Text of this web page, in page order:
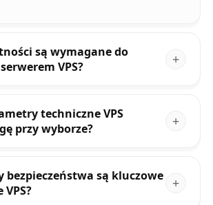
są wymagane do
VPS?
techniczne VPS
przy wyborze?
bezpieczeństwa są kluczowe